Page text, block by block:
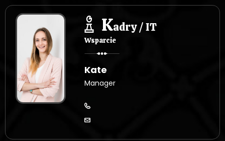
Kadry / IT
Wsparcie
Kate
Manager